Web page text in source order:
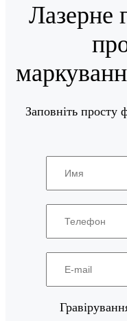
Лазерне
Заповніть просту